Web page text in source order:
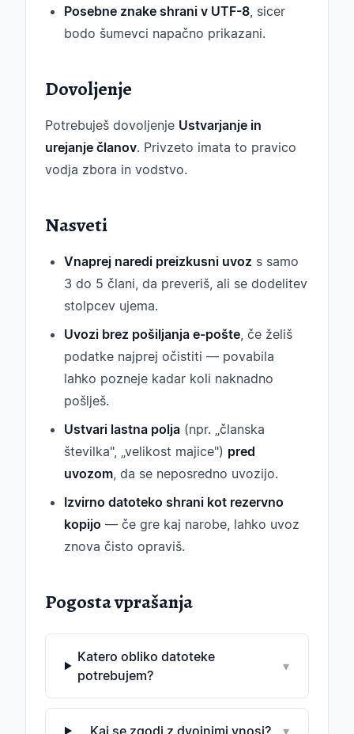
Posebne znake shrani v UTF-8, sicer
bodo šumevci napačno prikazani.
Dovoljenje
Potrebuješ dovoljenje Ustvarjanje in
urejanje članov. Privzeto imata to pravico
vodja zbora in vodstvo.
Nasveti
Vnaprej naredi preizkusni uvoz s samo
3 do 5 člani, da preveriš, ali se dodelitev
stolpcev ujema.
Uvozi brez pošiljanja e-pošte, če želiš
podatke najprej očistiti — povabila
lahko pozneje kadar koli naknadno
pošlješ.
Ustvari lastna polja (npr. „članska
številka", „velikost majice") pred
uvozom, da se neposredno uvozijo.
Izvirno datoteko shrani kot rezervno
kopijo — če gre kaj narobe, lahko uvoz
znova čisto opraviš.
Pogosta vprašanja
Katero obliko datoteke
potrebujem?
▾
Kaj se zgodi z dvojnimi vnosi? ▾